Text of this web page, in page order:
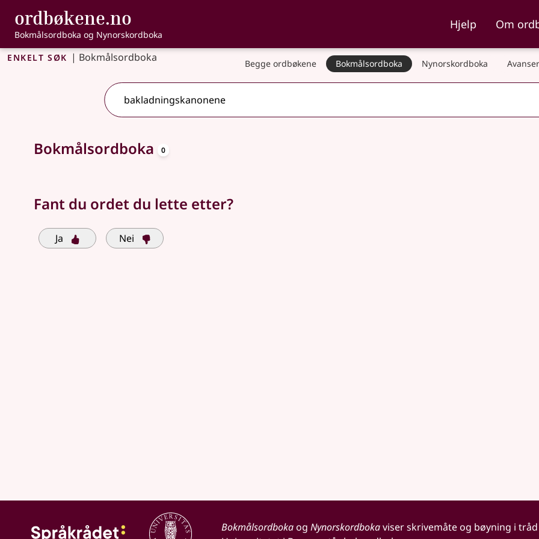
Gå til hovedinnhold
Tilgjengelighet
ordbøkene.no , Bokmålsordboka og Nynorskordboka
Bokmålsordboka og Nynorskordboka
Hjelp Om
Enkelt søk | Bokmålsordboka Begge ordbøkene Bokmålsordboka Nynorskordboka
Søkeforslag tilgjengelige
Bokmålsordboka 0
Fant du ordet du lette etter?
Ja Nei
Bokmålsordbokaog Nynorskordbokaviser skrivemåte og bøyning i